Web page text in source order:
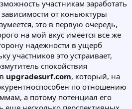
участникам заработать
от коньюктуры
это в первую очередь,
на мой вкус имеется все же
надежности в ущерб
участников это устраивает,
спокойствия
upgradesurf.com, который, на
по отношению
а потому потенциал его